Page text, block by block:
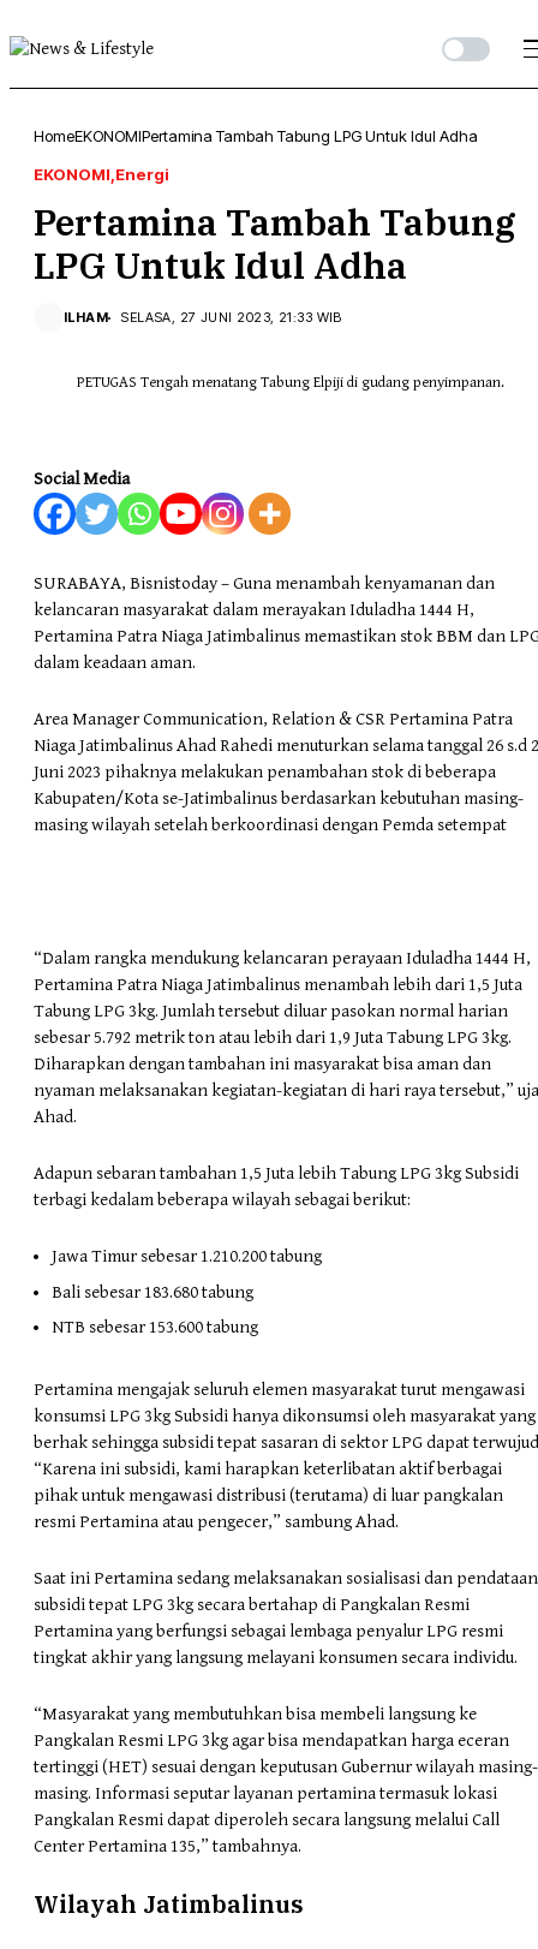
HomeEKONOMIPertamina Tambah Tabung LPG Untuk Idul Adha
EKONOMI Energi
Pertamina Tambah Tabung
LPG Untuk Idul Adha
ILHAM SELASA, 27 JUNI 2023, 21:33 WIB
PETUGAS Tengah menatang Tabung Elpiji di gudang penyimpanan.
Social Media
SURABAYA, Bisnistoday – Guna menambah kenyamanan dan
kelancaran masyarakat dalam merayakan Iduladha 1444 H,
Pertamina Patra Niaga Jatimbalinus memastikan stok BBM dan
dalam keadaan aman.
Area Manager Communication, Relation & CSR Pertamina Patra
Niaga Jatimbalinus Ahad Rahedi menuturkan selama tanggal 26 s.d
Juni 2023 pihaknya melakukan penambahan stok di beberapa
Kabupaten/Kota se-Jatimbalinus berdasarkan kebutuhan masing-
masing wilayah setelah berkoordinasi dengan Pemda setempat
“Dalam rangka mendukung kelancaran perayaan Iduladha 1444 H,
Pertamina Patra Niaga Jatimbalinus menambah lebih dari 1,5 Juta
Tabung LPG 3kg. Jumlah tersebut diluar pasokan normal harian
sebesar 5.792 metrik ton atau lebih dari 1,9 Juta Tabung LPG 3kg.
Diharapkan dengan tambahan ini masyarakat bisa aman dan
nyaman melaksanakan kegiatan-kegiatan di hari raya tersebut,”
Ahad.
Adapun sebaran tambahan 1,5 Juta lebih Tabung LPG 3kg Subsidi
terbagi kedalam beberapa wilayah sebagai berikut:
Jawa Timur sebesar 1.210.200 tabung
Bali sebesar 183.680 tabung
NTB sebesar 153.600 tabung
Pertamina mengajak seluruh elemen masyarakat turut mengawasi
konsumsi LPG 3kg Subsidi hanya dikonsumsi oleh masyarakat yang
berhak sehingga subsidi tepat sasaran di sektor LPG dapat
“Karena ini subsidi, kami harapkan keterlibatan aktif berbagai
pihak untuk mengawasi distribusi (terutama) di luar pangkalan
resmi Pertamina atau pengecer,” sambung Ahad.
Saat ini Pertamina sedang melaksanakan sosialisasi dan pendataan
subsidi tepat LPG 3kg secara bertahap di Pangkalan Resmi
Pertamina yang berfungsi sebagai lembaga penyalur LPG resmi
tingkat akhir yang langsung melayani konsumen secara individu.
“Masyarakat yang membutuhkan bisa membeli langsung ke
Pangkalan Resmi LPG 3kg agar bisa mendapatkan harga eceran
tertinggi (HET) sesuai dengan keputusan Gubernur wilayah masing-
masing. Informasi seputar layanan pertamina termasuk lokasi
Pangkalan Resmi dapat diperoleh secara langsung melalui Call
Center Pertamina 135,” tambahnya.
Wilayah Jatimbalinus